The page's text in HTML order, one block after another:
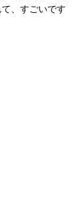
、すごいです